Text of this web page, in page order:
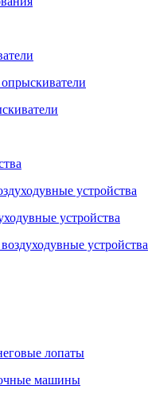
устройства
устройства
устройства
лопаты
машины